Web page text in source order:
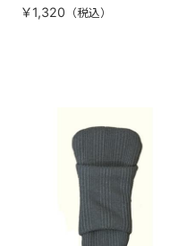
￥1,320